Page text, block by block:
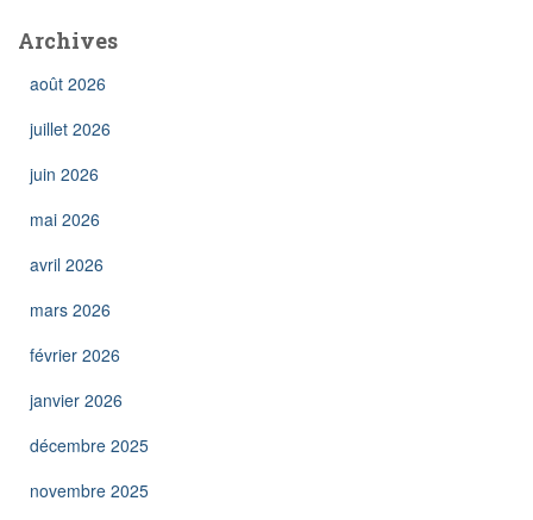
Archives
août 2026
juillet 2026
juin 2026
mai 2026
avril 2026
mars 2026
février 2026
janvier 2026
décembre 2025
novembre 2025